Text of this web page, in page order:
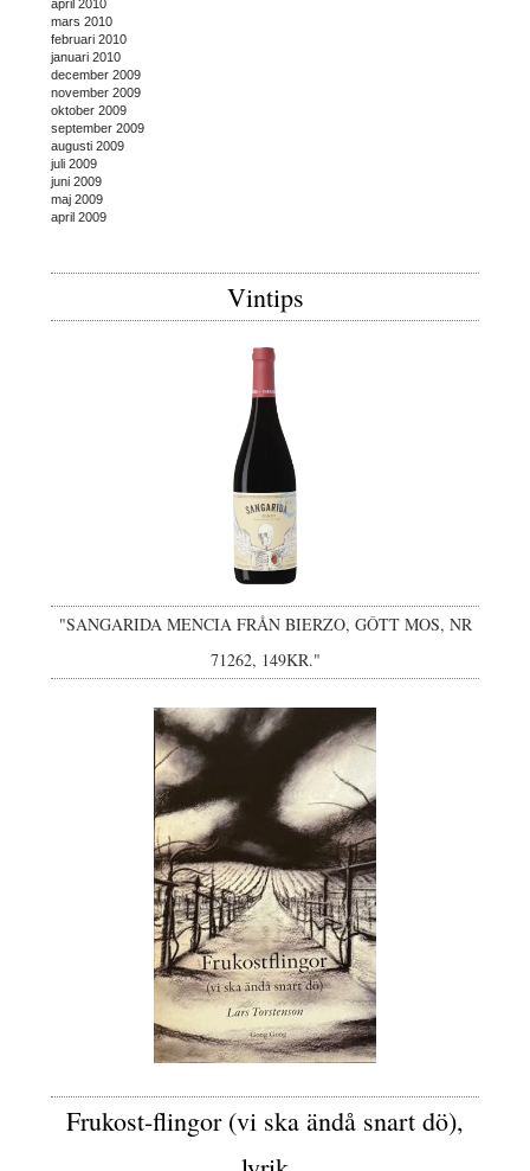
april 2010
mars 2010
februari 2010
januari 2010
december 2009
november 2009
oktober 2009
september 2009
augusti 2009
juli 2009
juni 2009
maj 2009
april 2009
Vintips
"SANGARIDA MENCIA FRÅN BIERZO, GÔTT MOS, NR
71262, 149KR."
Frukost-flingor (vi ska ändå snart dö),